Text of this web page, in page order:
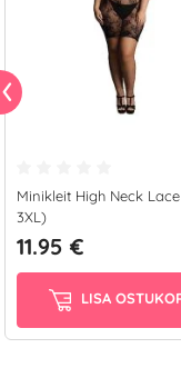
Minikleit High Neck
3XL)
11.95 €
LISA